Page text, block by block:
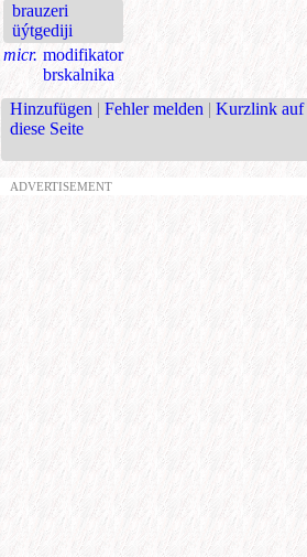
brauzeri
üýtgediji
micr. modifikator
brskalnika
Hinzufügen | Fehler melden | Kurzlink auf
diese Seite
ADVERTISEMENT